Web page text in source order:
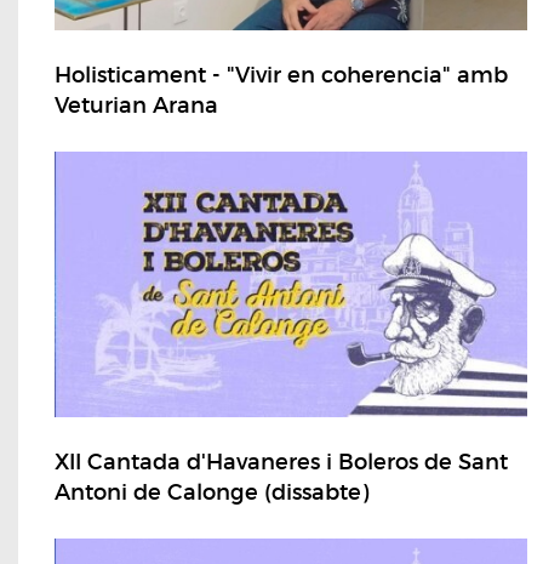
Holisticament - "Vivir en coherencia" amb
Veturian Arana
XII Cantada d'Havaneres i Boleros de Sant
Antoni de Calonge (dissabte)